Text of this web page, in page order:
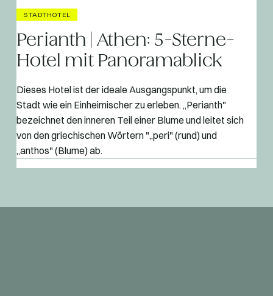
STADTHOTEL
Perianth | Athen: 5-Sterne-
Hotel mit Panoramablick
Dieses Hotel ist der ideale Ausgangspunkt, um die
Stadt wie ein Einheimischer zu erleben. „Perianth"
bezeichnet den inneren Teil einer Blume und leitet sich
von den griechischen Wörtern "„peri" (rund) und
„anthos" (Blume) ab.